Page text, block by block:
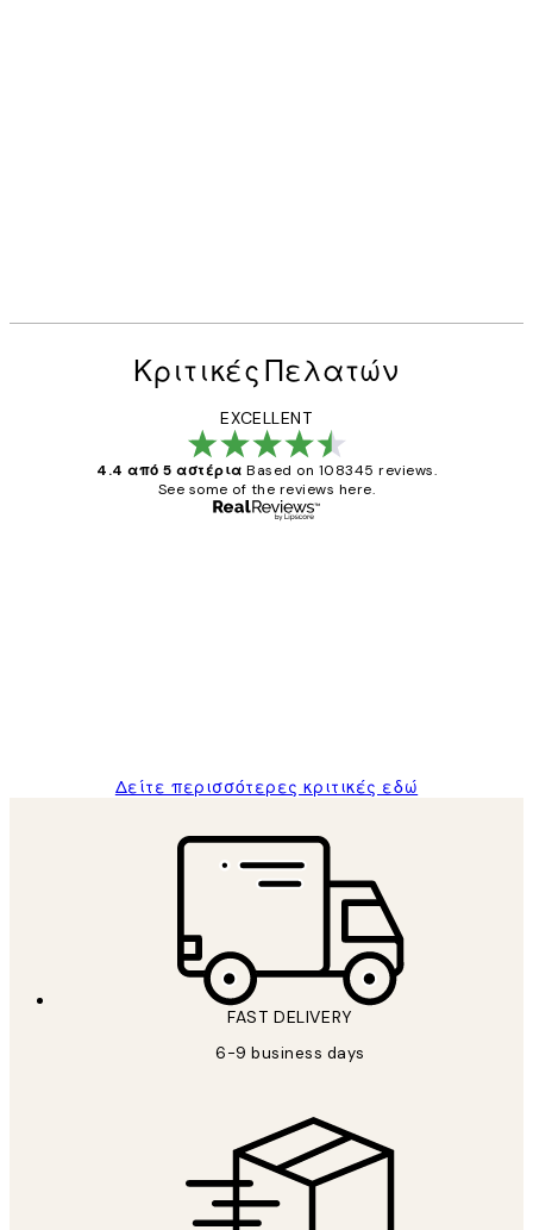
Κριτικές Πελατών
EXCELLENT
4.4 από 5 αστέρια Based on 108345 reviews.
See some of the reviews here.
Δείτε περισσότερες κριτικές εδώ
FAST DELIVERY
6-9 business days